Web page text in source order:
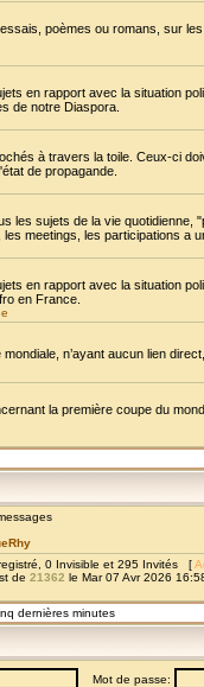
poèmes ou romans, sur
en rapport avec la situation
de notre Diaspora.
à travers la toile. Ceux-ci
de propagande.
les sujets de la vie
meetings, les participations a
en rapport avec la situation
en France.
n’ayant aucun lien
la première coupe du
0 Invisible et 295 Invités [
de 21362 le Mar 07 Avr 2026
dernières minutes
Mot de passe: